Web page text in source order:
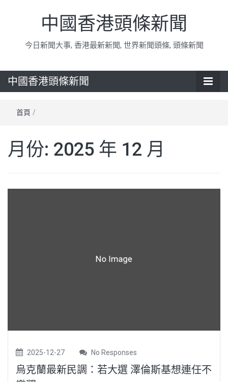
中國香港頭條新聞
今日新聞大事, 香港最新新聞, 世界新聞頭條, 頭條新聞
中國香港頭條新聞
首頁 /
月份: 2025 年 12 月
2025-12-27 No Responses
烏克蘭最新民調：若大選 澤倫斯基想連任不